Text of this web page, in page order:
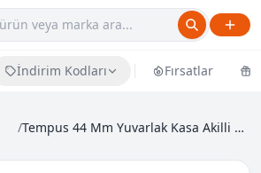
İndirim Kodları Fırsatlar
/ Tempus 44 Mm Yuvarlak Kasa Akilli Saat Altin 2s11w...